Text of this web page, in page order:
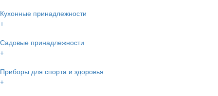
Кухонные принадлежности
+
Садовые принадлежности
+
Приборы для спорта и здоровья
+